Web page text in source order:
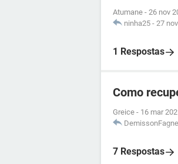
Atumane - 26 nov
ninha25 - 27
1 Respostas
Como
Greice - 16 mar
7 Respostas